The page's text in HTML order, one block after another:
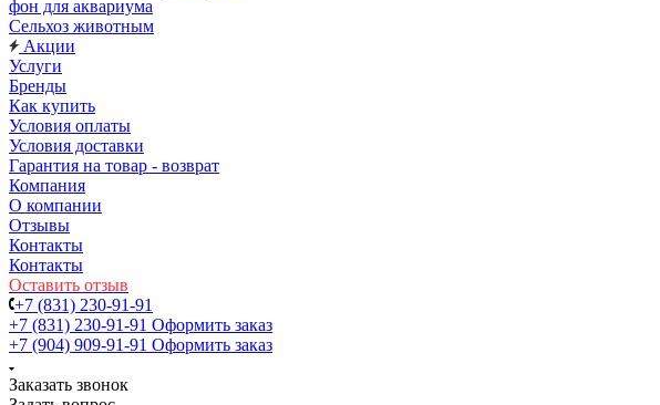
фон для аквариума
Сельхоз животным
Акции
Услуги
Бренды
Как купить
Условия оплаты
Условия доставки
Гарантия на товар - возврат
Компания
О компании
Отзывы
Контакты
Контакты
Оставить отзыв
+7 (831) 230-91-91
+7 (831) 230-91-91 Оформить заказ
+7 (904) 909-91-91 Оформить заказ
Заказать звонок